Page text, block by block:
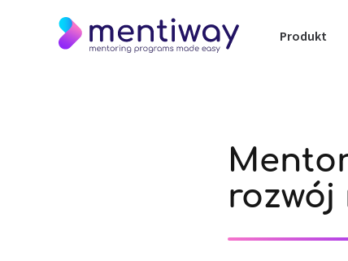
Produkt
rozwój